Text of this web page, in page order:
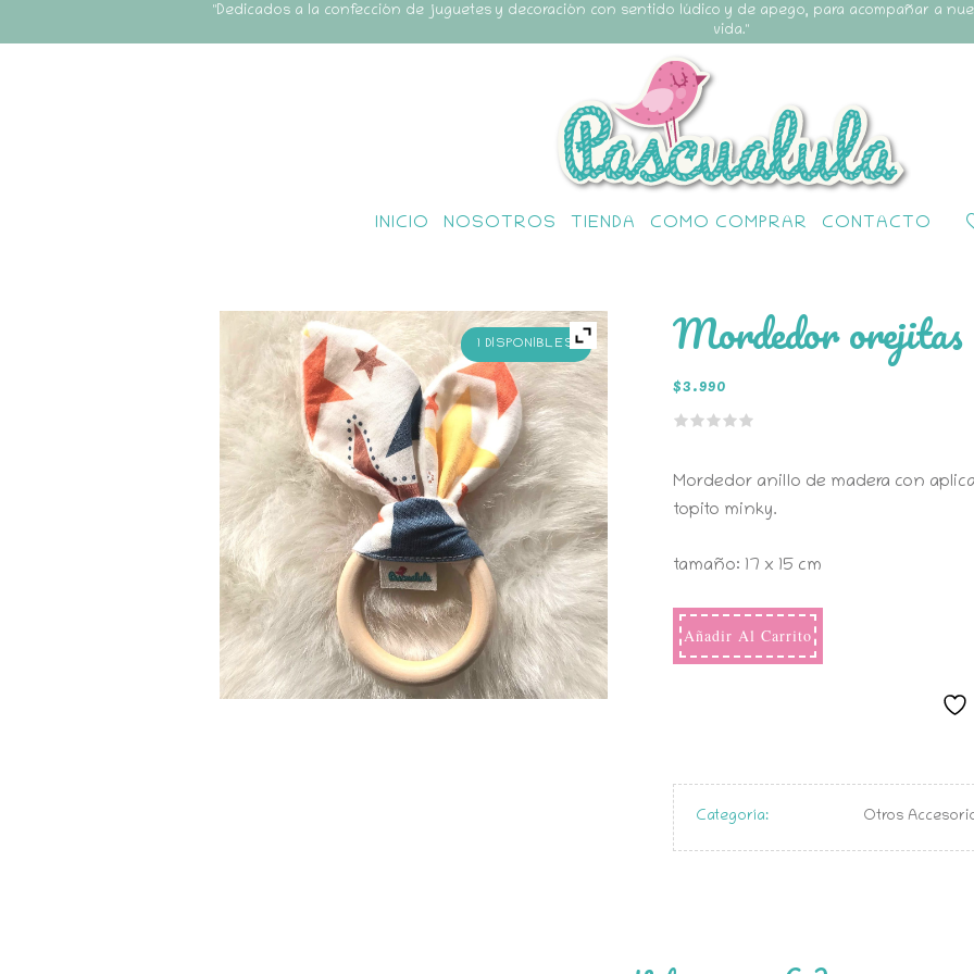
"Dedicados a la confección de juguetes y decoración con sentido lúdico y de apego, para acompañar a
vida."
INICIO NOSOTROS TIENDA COMO COMPRAR CONTACTO
1 DISPONIBLES Mordedor
$3.990
Mordedor anillo de madera con
topito minky.
tamaño: 17 x 15 cm
Añadir Al Carrito
Categoría: Otros